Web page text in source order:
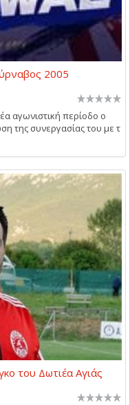
2005
αγωνιστική περίοδο ο
της συνεργασίας του με τ
του Δωτιέα Αγιάς